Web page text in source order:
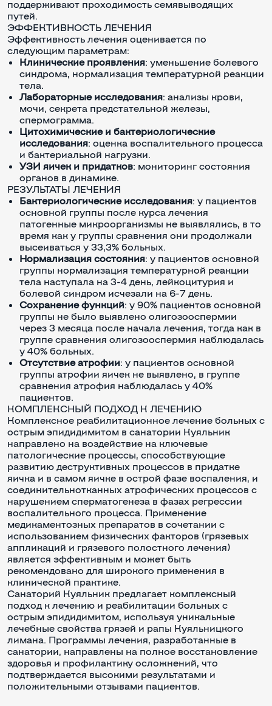
поддерживают проходимость семявыводящих
путей.
ЭФФЕКТИВНОСТЬ ЛЕЧЕНИЯ
Эффективность лечения оценивается по
следующим параметрам:
Клинические проявления: уменьшение болевого
синдрома, нормализация температурной реакции
тела.
Лабораторные исследования: анализы крови,
мочи, секрета предстательной железы,
спермограмма.
Цитохимические и бактериологические
исследования: оценка воспалительного процесса
и бактериальной нагрузки.
УЗИ яичек и придатков: мониторинг состояния
органов в динамике.
РЕЗУЛЬТАТЫ ЛЕЧЕНИЯ
Бактериологические исследования: у пациентов
основной группы после курса лечения
патогенные микроорганизмы не выявлялись, в то
время как у группы сравнения они продолжали
высеиваться у 33,3% больных.
Нормализация состояния: у пациентов основной
группы нормализация температурной реакции
тела наступала на 3-4 день, лейкоцитурия и
болевой синдром исчезали на 6-7 день.
Сохранение функций: у 90% пациентов основной
группы не было выявлено олигозооспермии
через 3 месяца после начала лечения, тогда как в
группе сравнения олигозооспермия наблюдалась
у 40% больных.
Отсутствие атрофии: у пациентов основной
группы атрофии яичек не выявлено, в группе
сравнения атрофия наблюдалась у 40%
пациентов.
КОМПЛЕКСНЫЙ ПОДХОД К ЛЕЧЕНИЮ
Комплексное реабилитационное лечение больных с
острым эпидидимитом в санатории Куяльник
направлено на воздействие на ключевые
патологические процессы, способствующие
развитию деструктивных процессов в придатке
яичка и в самом яичке в острой фазе воспаления, и
соединительнотканных атрофических процессов с
нарушением сперматогенеза в фазах регрессии
воспалительного процесса. Применение
медикаментозных препаратов в сочетании с
использованием физических факторов (грязевых
аппликаций и грязевого полостного лечения)
является эффективным и может быть
рекомендовано для широкого применения в
клинической практике.
Санаторий Куяльник предлагает комплексный
подход к лечению и реабилитации больных с
острым эпидидимитом, используя уникальные
лечебные свойства грязей и рапы Куяльницкого
лимана. Программы лечения, разработанные в
санатории, направлены на полное восстановление
здоровья и профилактику осложнений, что
подтверждается высокими результатами и
положительными отзывами пациентов.